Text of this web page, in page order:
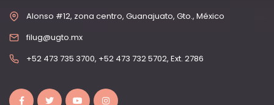
Alonso #12, zona centro, Guanajuato, Gto., México
filug@ugto.mx
+52 473 735 3700, +52 473 732 5702, Ext. 2786